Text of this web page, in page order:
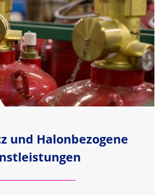
und Halonbezogene